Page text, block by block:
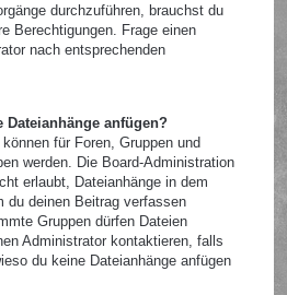
durchzuführen, brauchst du
Berechtigungen. Frage einen
nach entsprechenden
Dateianhänge anfügen?
für Foren, Gruppen und
werden. Die Board-Administration
erlaubt, Dateianhänge in dem
du deinen Beitrag verfassen
Gruppen dürfen Dateien
Administrator kontaktieren, falls
du keine Dateianhänge anfügen